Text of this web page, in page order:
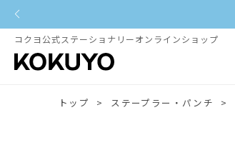
コクヨ公式ステーショナリーオンラインショップ
トップ ステープラー・パンチ